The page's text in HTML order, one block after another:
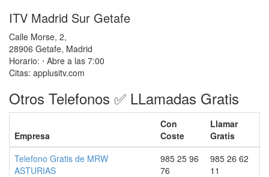
ITV Madrid Sur Getafe
Calle Morse, 2,
28906 Getafe, Madrid
Horario: ⋅ Abre a las 7:00
Citas: applusitv.com
Otros Telefonos ✅ LLamadas Gratis
Empresa
Con
Coste
Llamar
Gratis
Telefono Gratis de MRW
ASTURIAS
985 25 96
76
985 26 62
11